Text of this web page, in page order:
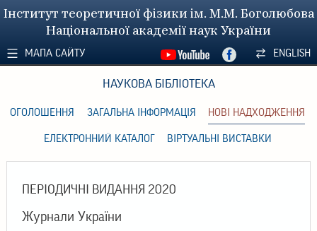
Інститут теоретичної фізики ім. М.М. Боголюбова
Національної академії наук України
МАПА САЙТУ ENGLISH
НАУКОВА БІБЛІОТЕКА
ОГОЛОШЕННЯ ЗАГАЛЬНА ІНФОРМАЦІЯ НОВІ НАДХОДЖЕННЯ
ЕЛЕКТРОННИЙ КАТАЛОГ ВІРТУАЛЬНІ ВИСТАВКИ
ПЕРІОДИЧНІ ВИДАННЯ 2020
Журнали України